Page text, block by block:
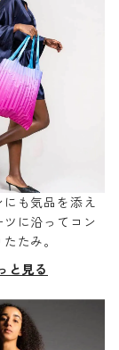
にも気品を添え
ツに沿ってコン
たみ。
と見る